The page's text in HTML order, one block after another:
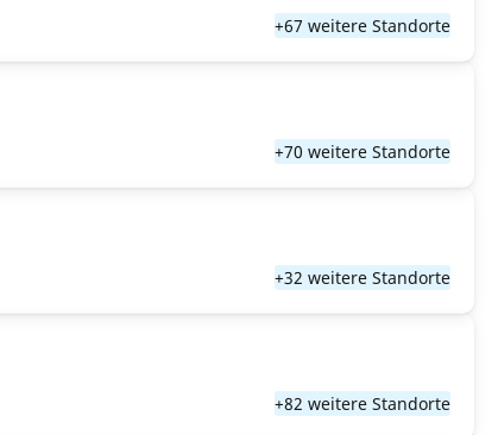
+67 weitere Standorte
+70 weitere Standorte
+32 weitere Standorte
+82 weitere Standorte